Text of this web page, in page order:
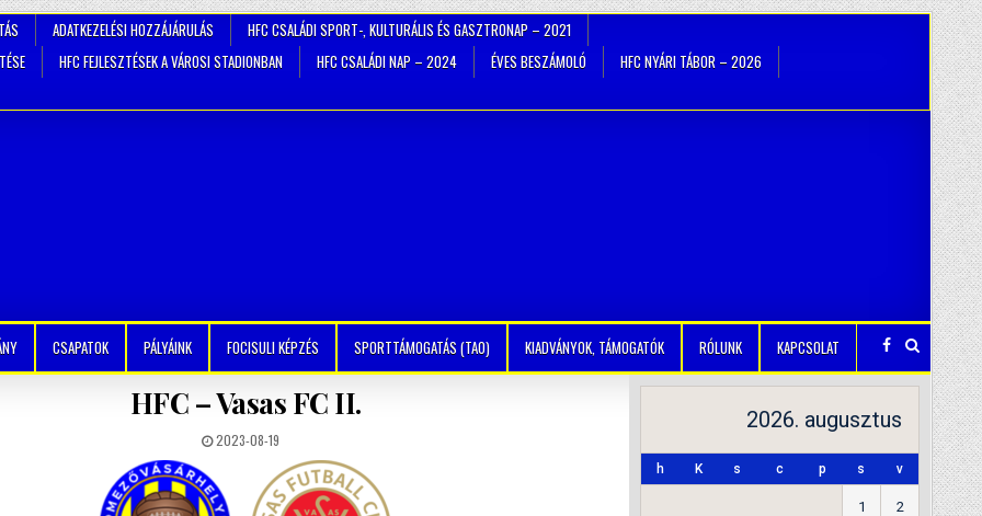
ADATKEZELÉSI HOZZÁJÁRULÁS
HFC CSALÁDI SPORT-, KULTURÁLIS ÉS GASZTRONAP – 2021
HFC FEJLESZTÉSEK A VÁROSI STADIONBAN HFC CSALÁDI NAP – 2024 ÉVES BESZÁMOLÓ HFC NYÁRI TÁBOR – 2026
CSAPATOK PÁLYÁINK FOCISULI KÉPZÉS SPORTTÁMOGATÁS (TAO) KIADVÁNYOK, TÁMOGATÓK RÓLUNK KAPCSOLAT
HFC – Vasas FC II.
2023-08-19
2026. augusztus
h K s c p s v
1 2